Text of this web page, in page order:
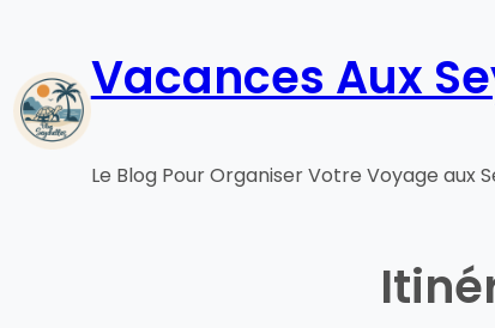
contenu
Vacances Aux
Le Blog Pour Organiser Votre Voyage aux